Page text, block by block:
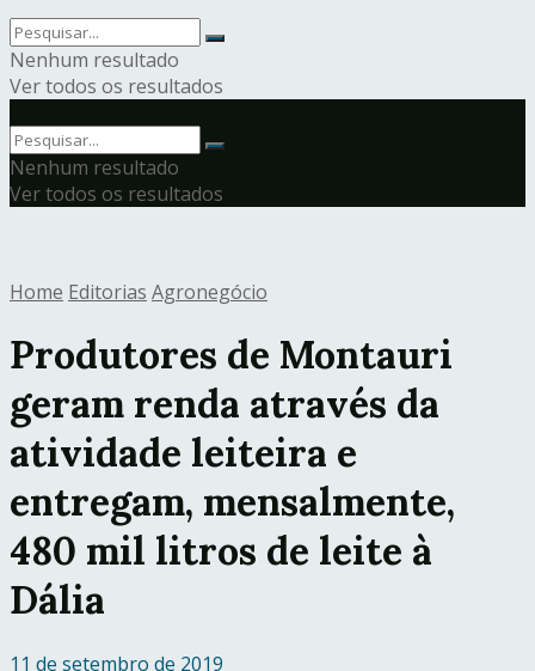
Nenhum resultado
Ver todos os resultados
Nenhum resultado
Ver todos os resultados
Home Editorias Agronegócio
Produtores de Montauri
geram renda através da
atividade leiteira e
entregam, mensalmente,
480 mil litros de leite à
Dália
11 de setembro de 2019